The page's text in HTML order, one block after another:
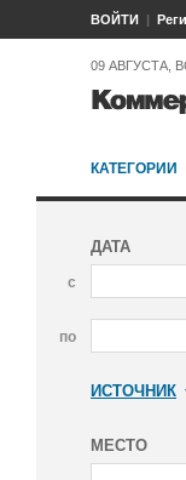
ВОЙТИ
09 АВГУСТА,
КАТЕГОРИИ
ДАТА
с
по
ИСТОЧНИК
МЕСТО